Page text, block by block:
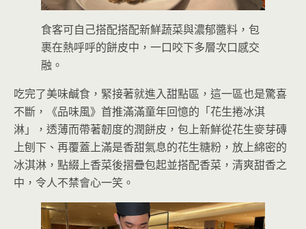
食客可自己搭配搭配新鮮蔬菜與濃郁醬料，包
裹在熱呼呼的餅皮中，一口咬下多層次口感交
融。
吃完了美味鹹食，緊接著就進入甜點區，這一區也是驚喜
不斷，《品味風》首推滿滿童年回憶的「花生捲冰淇
淋」，透薄而帶著韌度的潤餅皮，包上新鮮從花生麥芽磚
上刨下、再覆蓋上滿是香甜氣息的花生糖粉，放上綿密的
冰淇淋，點綴上香菜後摺疊包起並搭配香菜，清爽甜香之
中，令人不禁會心一笑。